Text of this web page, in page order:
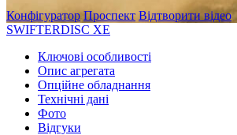
Конфігуратор Проспект Відтворити відео
SWIFTERDISC XE
Ключові особливості
Oпис агрегата
Oпційне обладнання
Технічні дані
Фото
Відгуки